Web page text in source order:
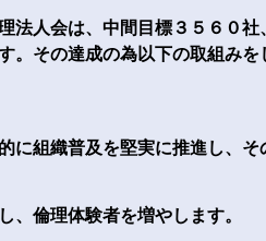
法人会は、中間目標３５６０社
。その達成の為以下の取組みを
に組織普及を堅実に推進し、そ
倫理体験者を増やします。